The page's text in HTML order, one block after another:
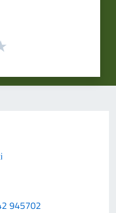
945702